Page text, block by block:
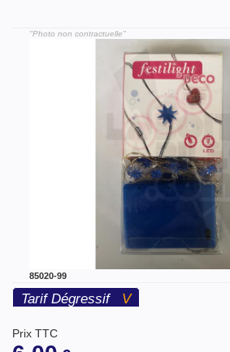
"Photo non contractuelle"
85020-99
Tarif Dégressif V
Prix TTC